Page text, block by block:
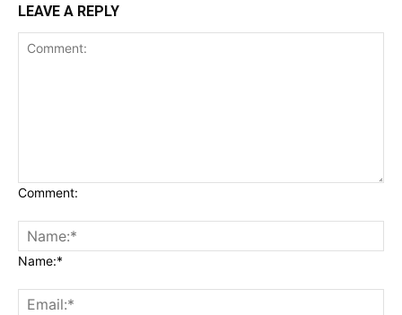
LEAVE A REPLY
Comment:
Name:*